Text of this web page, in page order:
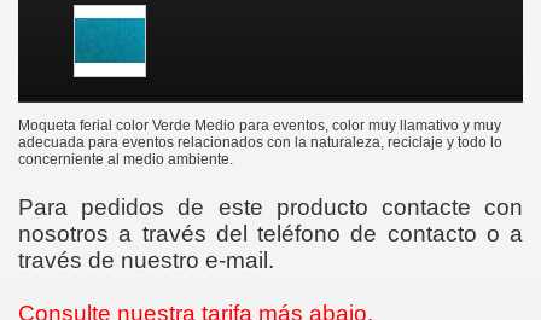
Moqueta ferial color Verde Medio para eventos, color muy llamativo y muy
adecuada para eventos relacionados con la naturaleza, reciclaje y todo lo
concerniente al medio ambiente.
Para pedidos de este producto contacte con
nosotros a través del teléfono de contacto o a
través de nuestro e-mail.
Consulte nuestra tarifa más abajo.